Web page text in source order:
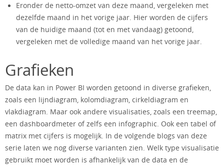
Eronder de netto-omzet van deze maand, vergeleken met
dezelfde maand in het vorige jaar. Hier worden de cijfers
van de huidige maand (tot en met vandaag) getoond,
vergeleken met de volledige maand van het vorige jaar.
Grafieken
De data kan in Power BI worden getoond in diverse grafieken,
zoals een lijndiagram, kolomdiagram, cirkeldiagram en
vlakdiagram. Maar ook andere visualisaties, zoals een treemap,
een dashboardmeter of zelfs een infographic. Ook een tabel of
matrix met cijfers is mogelijk. In de volgende blogs van deze
serie laten we nog diverse varianten zien. Welk type visualisatie
gebruikt moet worden is afhankelijk van de data en de